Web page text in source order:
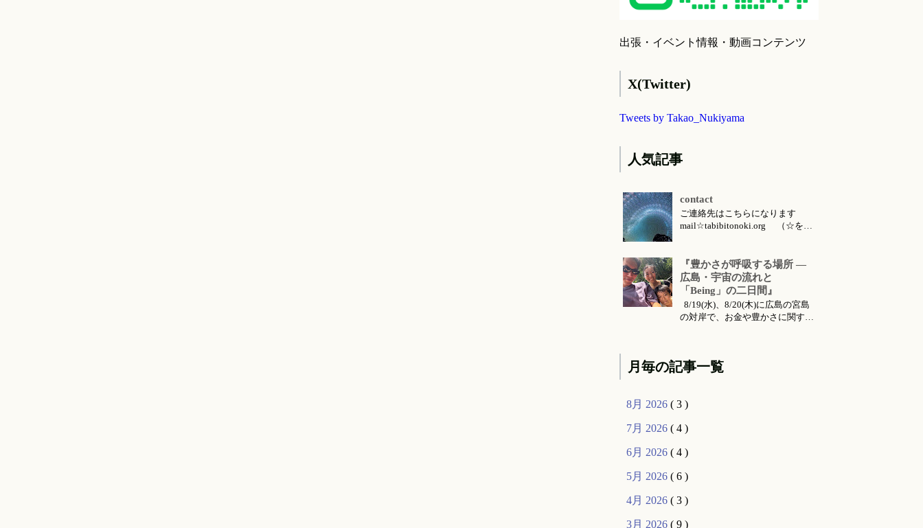
出張・イベント情報・動画コンテンツ
X(Twitter)
Tweets by Takao_Nukiyama
人気記事
contact
ご連絡先はこちらになります
mail☆tabibitonoki.org （☆を@
こちらです 今月のイベント・ワ
ークショップ・セッション・リト
リート・出張情報等 対面セッシ
ョン所要時間・場所 セッション
メニ...
『豊かさが呼吸する場所 ―
広島・宇宙の流れと
「Being」の二日間』
8/19(水)、8/20(木)に広島の宮島
の対岸で、お金や豊かさに関する
かさ・宇宙の流れ〜』 のお話の
ンツとして購入可能です...
月毎の記事一覧
8月 2026 ( 3 )
7月 2026 ( 4 )
6月 2026 ( 4 )
5月 2026 ( 6 )
4月 2026 ( 3 )
3月 2026 ( 9 )